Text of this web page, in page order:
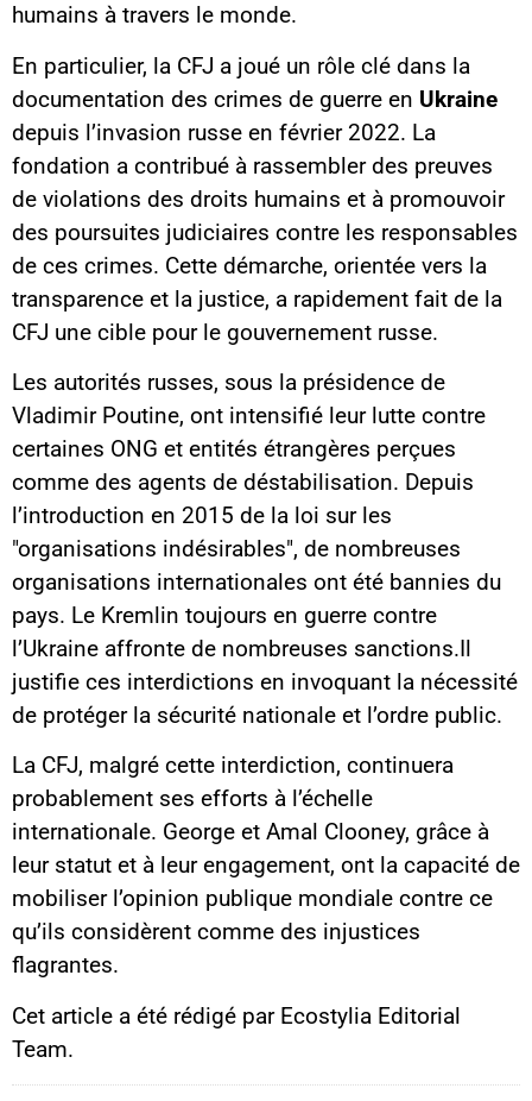
humains à travers le monde.
En particulier, la CFJ a joué un rôle clé dans la
documentation des crimes de guerre en Ukraine
depuis l’invasion russe en février 2022. La
fondation a contribué à rassembler des preuves
de violations des droits humains et à promouvoir
des poursuites judiciaires contre les responsables
de ces crimes. Cette démarche, orientée vers la
transparence et la justice, a rapidement fait de la
CFJ une cible pour le gouvernement russe.
Les autorités russes, sous la présidence de
Vladimir Poutine, ont intensifié leur lutte contre
certaines ONG et entités étrangères perçues
comme des agents de déstabilisation. Depuis
l’introduction en 2015 de la loi sur les
"organisations indésirables", de nombreuses
organisations internationales ont été bannies du
pays. Le Kremlin toujours en guerre contre
l’Ukraine affronte de nombreuses sanctions.Il
justifie ces interdictions en invoquant la nécessité
de protéger la sécurité nationale et l’ordre public.
La CFJ, malgré cette interdiction, continuera
probablement ses efforts à l’échelle
internationale. George et Amal Clooney, grâce à
leur statut et à leur engagement, ont la capacité de
mobiliser l’opinion publique mondiale contre ce
qu’ils considèrent comme des injustices
flagrantes.
Cet article a été rédigé par Ecostylia Editorial
Team.